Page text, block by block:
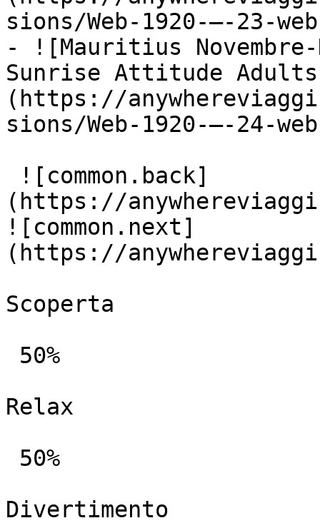
sions/Web-1920-–-23-
- ![Mauritius
Sunrise Attitude
(https://
sions/Web-1920-–-24-
(https://
![common.next]
(https://
Scoperta
Relax
Divertimento